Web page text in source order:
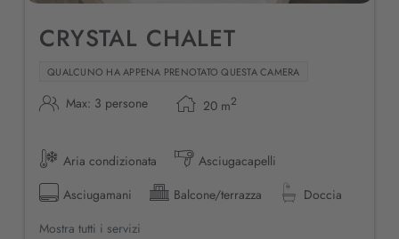
CRYSTAL CHALET
QUALCUNO HA APPENA PRENOTATO QUESTA CAMERA
Max: 3 persone 20 m2
Aria condizionata
Asciugacapelli
Asciugamani
Balcone/terrazza
Doccia
Mostra tutti i servizi